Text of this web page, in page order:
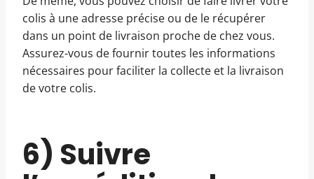
colis à une adresse précise ou de le récupérer
dans un point de livraison proche de chez vous.
Assurez-vous de fournir toutes les informations
nécessaires pour faciliter la collecte et la livraison
de votre colis.
6) Suivre